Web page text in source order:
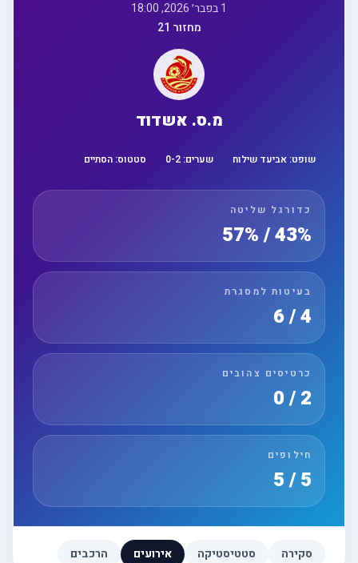
מחזור 21
מ.ס. אשדוד
שופט:אביעד שילוח שערים: 0 -2 סטטוס:הסתיים
כדורגל שליטה
43% / 57%
בעיטות למסגרת
כרטיסים צהובים
חילופים
סקירה סטטיסטיקה אירועים הרכבים